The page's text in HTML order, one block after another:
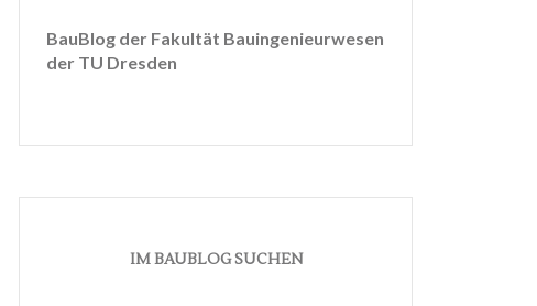
BauBlog der Fakultät Bauingenieurwesen
der TU Dresden
IM BAUBLOG SUCHEN